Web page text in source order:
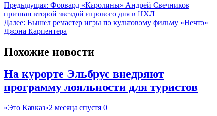
Предыдущая: Форвард «Каролины» Андрей Свечников
признан второй звездой игрового дня в НХЛ
Далее: Вышел ремастер игры по культовому фильму «Нечто»
Джона Карпентера
Похожие новости
На курорте Эльбрус внедряют
программу лояльности для туристов
«Это Кавказ»2 месяца спустя 0